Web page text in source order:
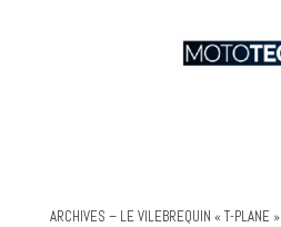
ARCHIVES – LE VILEBREQUIN « T-PLANE »